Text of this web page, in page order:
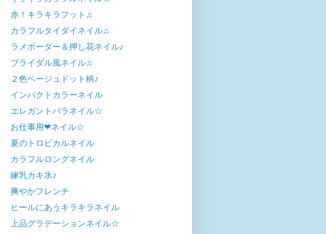
赤！キラキラフット♫
カラフルタイダイネイル♫
ラメボーダー＆押し花ネイル♪
ブライダル風ネイル♫
２色ベージュドット柄♪
インパクトカラーネイル
エレガントバラネイル☆
お仕事用❤ネイル☆
夏のトロピカルネイル
カラフルロングネイル
練乳カキ氷♪
爽やかフレンチ
ヒールにあうキラキラネイル
上品グラデーションネイル☆